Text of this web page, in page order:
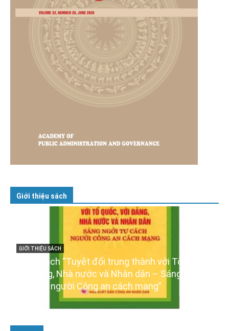
Giới thiệu sách
GIỚI THIỆU SÁCH
Ra mắt ba cuốn sách ảnh
XIV của Đảng
16/01/2026
thành với Tổ quốc,
Nhân dân – Sáng ngời
cách mạng”